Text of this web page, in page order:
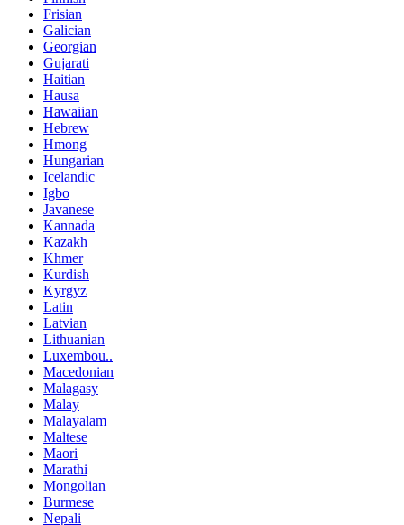
Frisian
Galician
Georgian
Gujarati
Haitian
Hausa
Hawaiian
Hebrew
Hmong
Hungarian
Icelandic
Igbo
Javanese
Kannada
Kazakh
Khmer
Kurdish
Kyrgyz
Latin
Latvian
Lithuanian
Luxembou..
Macedonian
Malagasy
Malay
Malayalam
Maltese
Maori
Marathi
Mongolian
Burmese
Nepali